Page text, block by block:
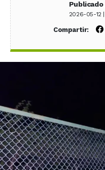
2026-05-12 |
Compartir: